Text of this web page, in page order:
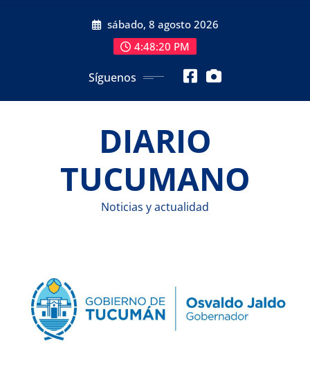
sábado, 8 agosto 2026
4:48:21 PM
Síguenos
DIARIO
TUCUMANO
Noticias y actualidad